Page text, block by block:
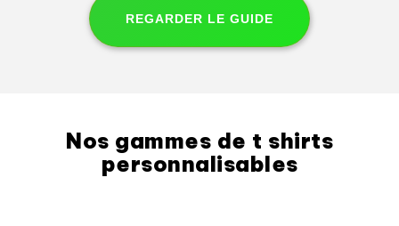
REGARDER LE GUIDE
Nos gammes de t shirts
personnalisables